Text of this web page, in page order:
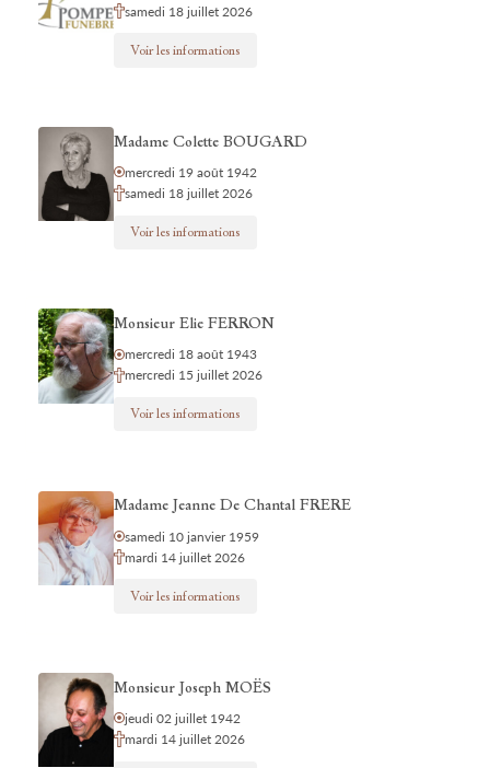
samedi 18 juillet 2026
Voir les informations
Madame Colette BOUGARD
mercredi 19 août 1942
samedi 18 juillet 2026
Voir les informations
Monsieur Elie FERRON
mercredi 18 août 1943
mercredi 15 juillet 2026
Voir les informations
Madame Jeanne De Chantal FRERE
samedi 10 janvier 1959
mardi 14 juillet 2026
Voir les informations
Monsieur Joseph MOËS
jeudi 02 juillet 1942
mardi 14 juillet 2026